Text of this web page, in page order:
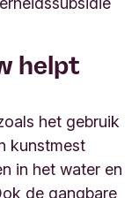
helpt
het gebruik
kunstmest
in het water en
de gangbare